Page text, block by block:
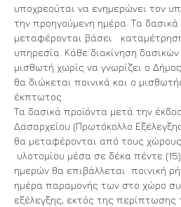
υποχρεούται να ενημερώνει τον
την προηγούμενη ημέρα. Τα δασικά
μεταφέρονται βάσει
υπηρεσία. Κάθε διακίνηση
μισθωτή χωρίς να γνωρίζει ο
θα διώκεται ποινικά και ο
έκπτωτος.
Τα δασικά προϊόντα μετά την
Δασαρχείου (Πρωτόκολλο
θα μεταφέρονται από τους
υλοτομίου μέσα σε δέκα πέντε
ημερών θα επιβάλλεται ποινική
ημέρα παραμονής των στο χώρο
εξέλεγξης, εκτός της περίπτωσης